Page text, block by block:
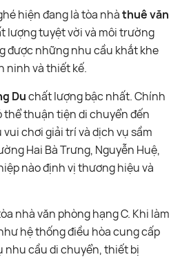
hiện đang là tòa nhàthuê văn
lượng tuyệt vời và môi trường
được những nhu cầu khắt khe
ninh và thiết kế.
Duchất lượng bậc nhất. Chính
thể thuận tiện di chuyển đến
chơi giải trí và dịch vụ sầm
Hai Bà Trưng, Nguyễn Huệ,
nào định vị thương hiệu và
nhà văn phòng hạng C. Khi làm
hệ thống điều hòa cung cấp
nhu cầu di chuyển, thiết bị